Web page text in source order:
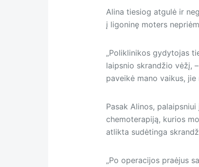
Alina tiesiog atgulė ir
į ligoninę moters
„Poliklinikos gydytojas
laipsnio skrandžio vėžį,
paveikė mano vaikus,
Pasak Alinos,
chemoterapiją, kurios
atlikta sudėtinga
„Po operacijos praėjus